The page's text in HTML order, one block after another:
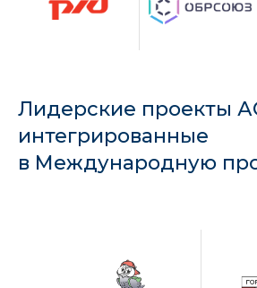
Лидерские проекты
интегрированные
в Международную